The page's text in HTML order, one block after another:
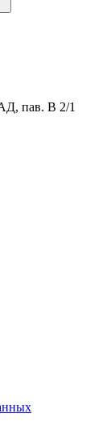
пав. В 2/1